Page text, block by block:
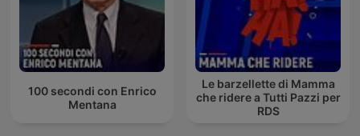
100 secondi con Enrico
Mentana
Le barzellette di Mamma
che ridere a Tutti Pazzi per
RDS